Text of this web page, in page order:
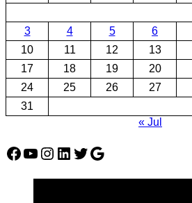
3
4 5 6
10
11 12 13
17
18 19 20
24
25 26 27
31
« Jul
Facebook
YouTube
Instagram
LinkedIn
Twitter
Google